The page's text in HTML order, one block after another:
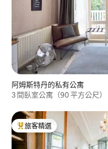
阿姆斯特丹的私有公寓
3 間臥室公寓（90 平方公尺
旅客精選榜首
旅客精選